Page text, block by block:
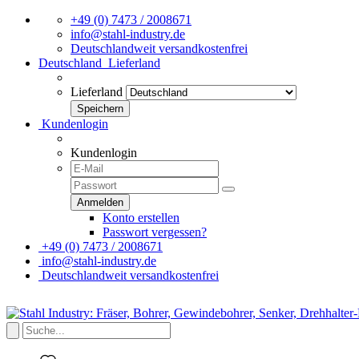
+49 (0) 7473 / 2008671
info@stahl-industry.de
Deutschlandweit versandkostenfrei
Deutschland Lieferland
Lieferland
Kundenlogin
Kundenlogin
Konto erstellen
Passwort vergessen?
+49 (0) 7473 / 2008671
info@stahl-industry.de
Deutschlandweit versandkostenfrei